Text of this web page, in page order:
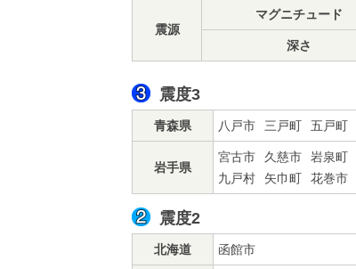
震源
マグニチュード
深さ
震度3
青森県 八戸市 三戸町 五戸町
岩手県
宮古市 久慈市 岩泉町
九戸村
矢巾町 花巻市
震度2
北海道 函館市